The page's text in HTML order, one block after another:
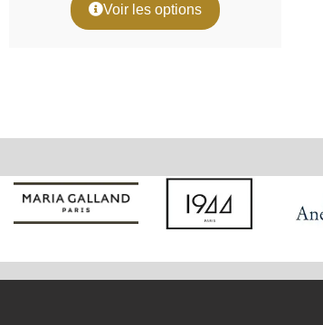
Voir les options